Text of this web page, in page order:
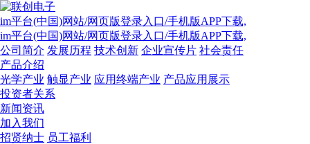
im平台(中国)网站/网页版登录入口/手机版APP下载,
im平台(中国)网站/网页版登录入口/手机版APP下载,
公司简介 发展历程 技术创新 企业宣传片 社会责任
产品介绍
光学产业 触显产业 应用终端产业 产品应用展示
投资者关系
新闻资讯
加入我们
招贤纳士 员工福利